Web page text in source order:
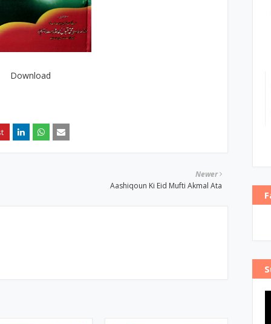
Download
Newer
Aashiqoun Ki Eid Mufti Akmal Ata